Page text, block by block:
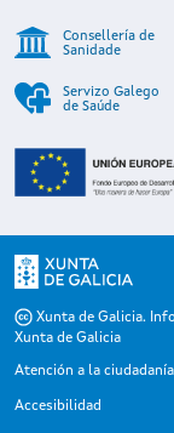
Consellería de
Sanidade
Servizo Galego
de Saúde
Xunta de Galicia.
Xunta de Galicia
Atención a la ciudadanía
Accesibilidad